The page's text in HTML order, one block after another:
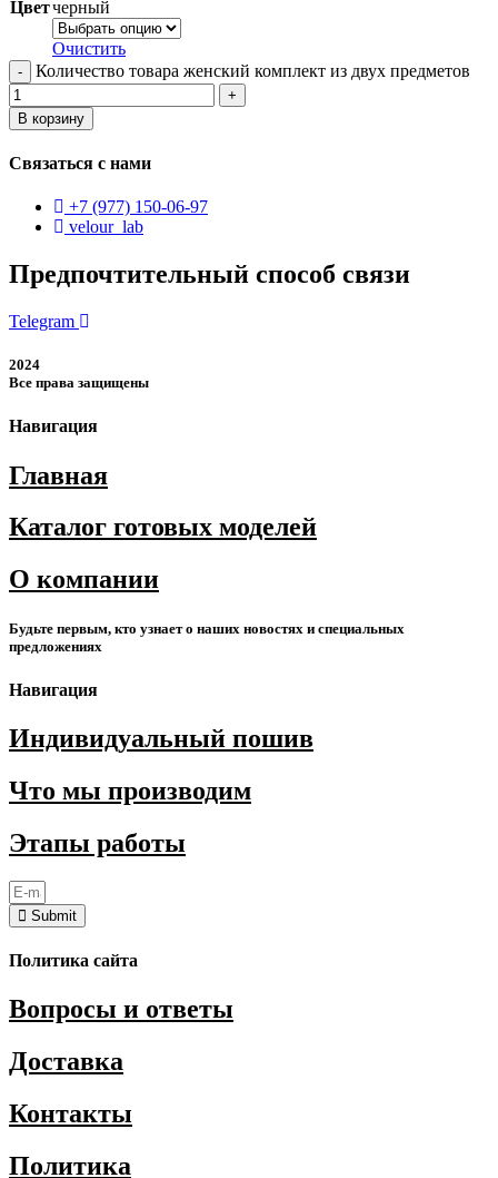
Цветчерный
Очистить
Количество товара женский комплект из двух предметов
В корзину
Связаться с нами
+7 (977) 150-06-97
velour_lab
Предпочтительный способ связи
Telegram
2024
Все права защищены
Навигация
Главная
Каталог готовых моделей
О компании
Будьте первым, кто узнает о наших новостях и специальных
предложениях
Навигация
Индивидуальный пошив
Что мы производим
Этапы работы
Submit
Политика сайта
Вопросы и ответы
Доставка
Контакты
Политика